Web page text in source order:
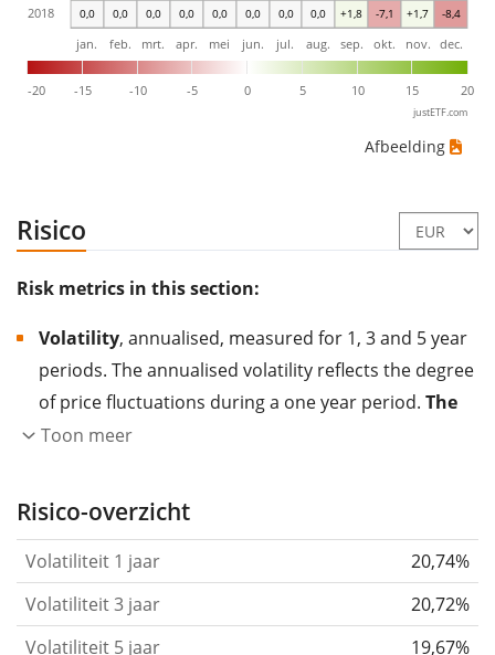
0,0 0,0 0,0 0,0 0,0 0,0 0,0 0,0 +1,8 -7,1 +1,7 -8,4
-20 -15 -10 -5 0 5 10 15 20
jan. feb. mrt. apr. mei jun. jul. aug. sep. okt. nov. dec.
2018
justETF.com
Afbeelding
Risico
Risk metrics in this section:
Volatility, annualised, measured for 1, 3 and 5 year
periods. The annualised volatility reflects the degree
of price fluctuations during a one year period. The
higher the volatility, the more significantly the
the past.
Assets with higher volatility are generally
based on the data for the past 1, 3 and 5 years so
that you can see if price fluctuations for the ETF
became stronger or weaker over time.
Toon meer
Risico-overzicht
Volatiliteit 1 jaar
20,74%
Volatiliteit 3 jaar
20,72%
Volatiliteit 5 jaar
19,67%